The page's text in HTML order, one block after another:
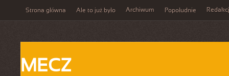
Strona główna Ale to już było Archiwum Popołudnie
MECZ